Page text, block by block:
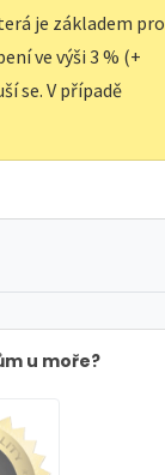
je základem pro
ve výši 3 % (+
se. V případě
u moře?